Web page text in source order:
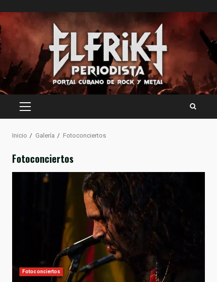
al
contenido
MENÚ
Inicio Galería Fotoconciertos
Fotoconciertos
Fotoconciertos